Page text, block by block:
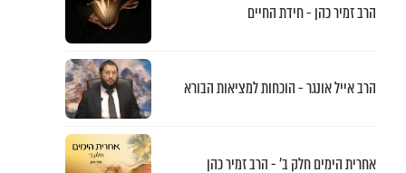
הרב זמיר כהן - חידת החיים
הרב אייל אונגר - הוכחות למציאות הבורא
אחרית הימים חלק ב’ - הרב זמיר כהן